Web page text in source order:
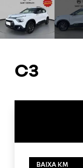
C3
BAIXA KM